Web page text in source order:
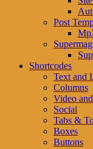
Post
Shortcodes
Text and
Columns
Video
Social
Tabs &
Boxes
Buttons